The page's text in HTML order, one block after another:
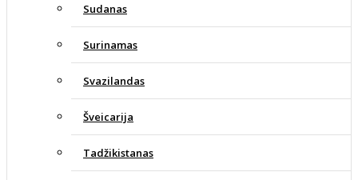
Sudanas
Surinamas
Svazilandas
Šveicarija
Tadžikistanas